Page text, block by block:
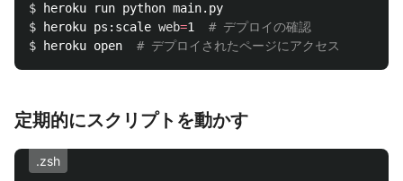
$
$
heroku ps:scale web=1 # デプロイの確認
$
heroku open # デプロイされたページにアクセス
定期的にスクリプトを動かす
.zsh